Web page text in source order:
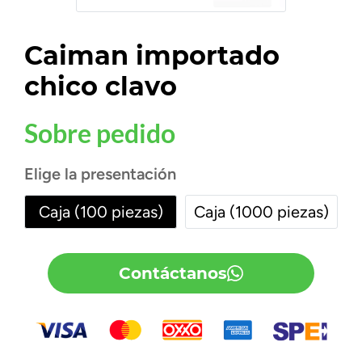
Caiman importado
chico clavo
Sobre pedido
Elige la presentación
Caja (100 piezas)
Caja (1000 piezas)
Contáctanos